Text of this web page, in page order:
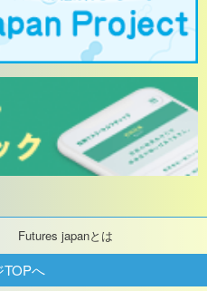
Futures japanとは
TOPへ